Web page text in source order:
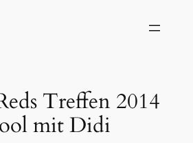
Treffen 2014
mit Didi